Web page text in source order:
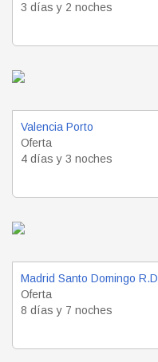
3 días y 2 noches
Valencia Porto
Oferta
4 días y 3 noches
Madrid Santo Domingo R.D
Oferta
8 días y 7 noches